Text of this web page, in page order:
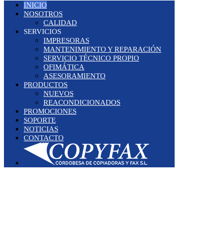
INICIO
NOSOTROS
CALIDAD
SERVICIOS
IMPRESORAS
MANTENIMIENTO Y REPARACIÓN
SERVICIO TÉCNICO PROPIO
OFIMÁTICA
ASESORAMIENTO
PRODUCTOS
NUEVOS
REACONDICIONADOS
PROMOCIONES
SOPORTE
NOTICIAS
CONTACTO